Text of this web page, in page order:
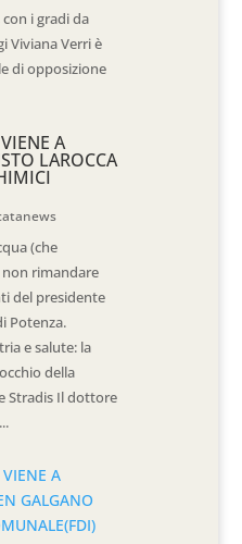
i gradi da
Viviana Verri è
di opposizione
A
LAROCCA
(che
non rimandare
del presidente
Potenza.
e salute: la
della
Stradis Il dottore